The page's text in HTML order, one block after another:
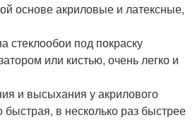
основе акриловые и латексные,
стеклообои под покраску
или кистью, очень легко и
и высыхания у акрилового
быстрая, в несколько раз быстрее